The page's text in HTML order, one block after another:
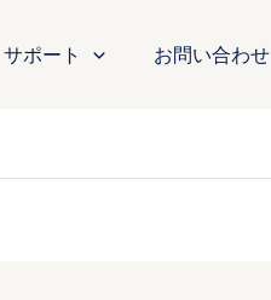
サポート お問い合わせ